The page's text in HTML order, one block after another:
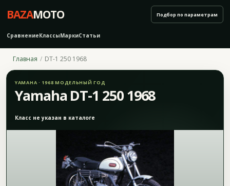
BAZAMOTO
СравнениеКлассыМаркиСтатьи
Подбор по параметрам
Главная DT-1 250 1968
YAMAHA · 1968 МОДЕЛЬНЫЙ ГОД
Yamaha DT-1 250 1968
Класс не указан в каталоге